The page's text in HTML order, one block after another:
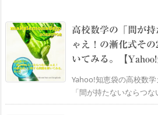
高校数学の「間が
ゃえ！の漸化式そ
いてみる。【Yahoo!
Yahoo!知恵袋の高校数
「間が持たないならつな